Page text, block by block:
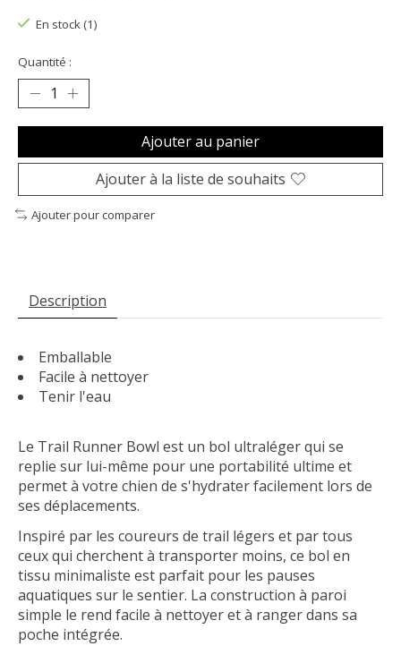
En stock (1)
Quantité :
Ajouter au panier
Ajouter à la liste de souhaits
Ajouter pour comparer
Description
Emballable
Facile à nettoyer
Tenir l'eau
Le Trail Runner Bowl est un bol ultraléger qui se
replie sur lui-même pour une portabilité ultime et
permet à votre chien de s'hydrater facilement lors de
ses déplacements.
Inspiré par les coureurs de trail légers et par tous
ceux qui cherchent à transporter moins, ce bol en
tissu minimaliste est parfait pour les pauses
aquatiques sur le sentier. La construction à paroi
simple le rend facile à nettoyer et à ranger dans sa
poche intégrée.